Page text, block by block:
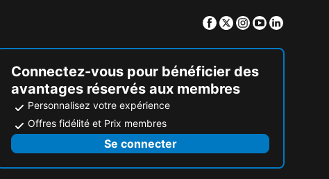
Facebook
TwitterInstagram
Youtube
Connectez-vous pour bénéficier des
avantages réservés aux membres
Personnalisez votre expérience
Offres fidélité et Prix membres
Se connecter